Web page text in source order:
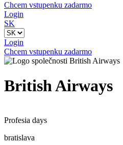
Chcem vstupenku zadarmo
Login
SK
Login
Chcem vstupenku zadarmo
British Airways
Profesia days
bratislava